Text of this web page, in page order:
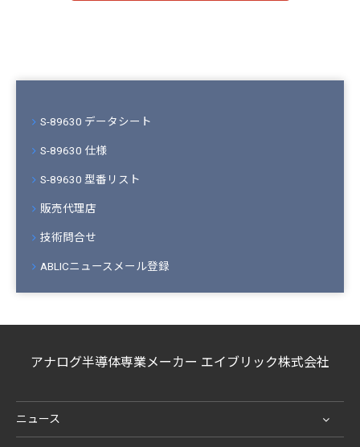
S-89630 データシート
S-89630 仕様
S-89630 型番リスト
販売代理店
技術問合せ
ABLICニュースメール登録
アナログ半導体専業メーカー エイブリック株式会社
ニュース